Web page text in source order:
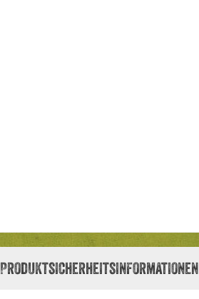
Produktsicherheitsinformationen